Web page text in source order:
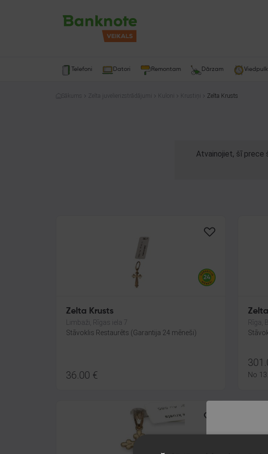
Telefoni Datori Remontam Dārzam
Sākums Zelta juvelierizstrādājumi Kuloni Krustiņi Zelta Krusts
Atvainojiet, šī prece
Zelta Krusts
Limbaži, Rīgas iela 7
Stāvoklis Restaurēts (Garantija 24 mēneši)
36.00 €
Rīga,
No